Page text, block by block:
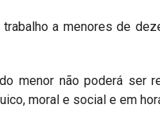
trabalho a menores de
menor não poderá ser
moral e social e em